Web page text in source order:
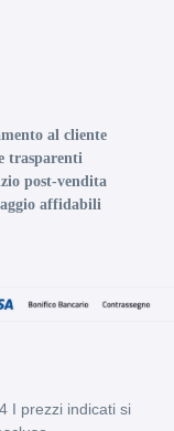
al cliente
trasparenti
post-vendita
affidabili
I prezzi indicati si